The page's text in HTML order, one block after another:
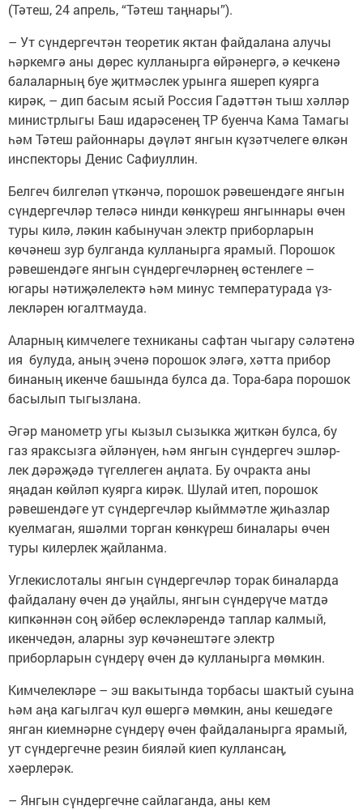
(Тәтеш, 24 апрель, “Тәтеш таңнары”).
– Ут сүндергечтән теоретик яктан файдалана алучы
һәркемгә аны дөрес кулланырга өйрәнергә, ә кечкенә
балаларның буе җитмәслек урынга яшереп куярга
кирәк, – дип басым ясый Россия Гадәттән тыш хәлләр
министрлыгы Баш идарәсенең ТР буенча Кама Тамагы
һәм Тәтеш районнары дәүләт янгын күзәтчелеге өлкән
инспекторы Денис Сафиуллин.
Белгеч билгеләп үткәнчә, порошок рәвешендәге янгын
сүндергечләр теләсә нинди көнкүреш янгыннары өчен
туры килә, ләкин кабынучан электр приборларын
көчәнеш зур булганда кулланырга ярамый. Порошок
рәвешендәге янгын сүндергечләрнең өстенлеге –
югары нәтиҗәлелектә һәм минус температурада үз­
лекләрен югалтмауда.
Аларның кимчелеге техниканы сафтан чыгару сә­ләтенә
ия булуда, аның эченә порошок эләгә, хәтта прибор
бинаның икенче башында булса да. Тора-бара порошок
басылып ­тыгызлана.
Әгәр манометр угы кызыл сызыкка җиткән булса, бу
газ яраксызга әйләнүен, һәм янгын сүндергеч эш­ләр­
лек дәрәҗәдә түгел­леген аңлата. Бу очракта аны
яңадан көйләп куярга кирәк. Шулай итеп, порошок
рәвешендәге ут сүндергечләр кыйммәтле җиһазлар
куелмаган, яшәл­ми торган көнкүреш биналары өчен
туры килерлек җайланма.
Углекислоталы янгын сүндергечләр торак биналарда
файдалану өчен дә уңайлы, янгын сүндерүче матдә
кипкәннән соң әйбер өслекләрендә таплар калмый,
икенчедән, аларны зур көчәнештәге электр
приборларын сүндерү өчен дә кулланырга мөмкин.
Кимчелекләре – эш вакытында торбасы ­шактый суына
һәм аңа кагылгач кул өшергә мөмкин, аны кешедәге
янган киемнәрне сүндерү өчен файдаланырга ярамый,
ут сүндергечне резин бияләй киеп куллансаң,
хәерлерәк.
– Янгын сүндергечне сайлаганда, аны кем